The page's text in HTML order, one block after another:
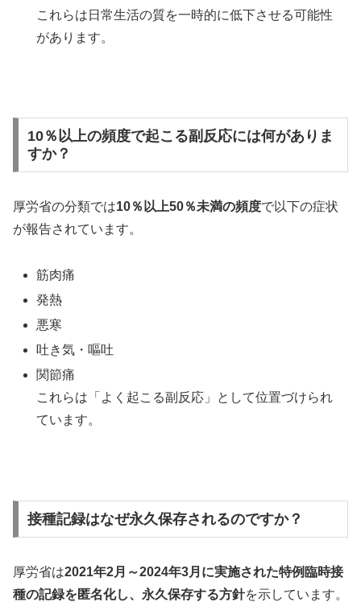
これらは日常生活の質を一時的に低下させる可能性
があります。
10％以上の頻度で起こる副反応には何がありま
すか？
厚労省の分類では10％以上50％未満の頻度で以下の症状
が報告されています。
筋肉痛
発熱
悪寒
吐き気・嘔吐
関節痛
これらは「よく起こる副反応」として位置づけられ
ています。
接種記録はなぜ永久保存されるのですか？
厚労省は2021年2月～2024年3月に実施された特例臨時接
種の記録を匿名化し、永久保存する方針を示しています。